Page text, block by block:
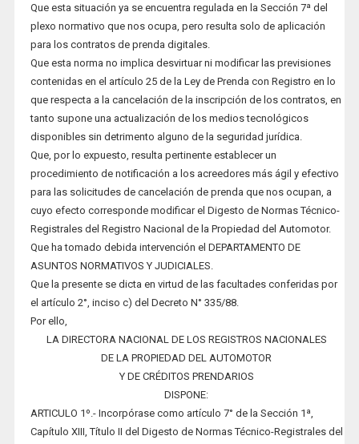
Que esta situación ya se encuentra regulada en la Sección 7ª del
plexo normativo que nos ocupa, pero resulta solo de aplicación
para los contratos de prenda digitales.
Que esta norma no implica desvirtuar ni modificar las previsiones
contenidas en el artículo 25 de la Ley de Prenda con Registro en lo
que respecta a la cancelación de la inscripción de los contratos, en
tanto supone una actualización de los medios tecnológicos
disponibles sin detrimento alguno de la seguridad jurídica.
Que, por lo expuesto, resulta pertinente establecer un
procedimiento de notificación a los acreedores más ágil y efectivo
para las solicitudes de cancelación de prenda que nos ocupan, a
cuyo efecto corresponde modificar el Digesto de Normas Técnico-
Registrales del Registro Nacional de la Propiedad del Automotor.
Que ha tomado debida intervención el DEPARTAMENTO DE
ASUNTOS NORMATIVOS Y JUDICIALES.
Que la presente se dicta en virtud de las facultades conferidas por
el artículo 2°, inciso c) del Decreto N° 335/88.
Por ello,
LA DIRECTORA NACIONAL DE LOS REGISTROS NACIONALES
DE LA PROPIEDAD DEL AUTOMOTOR
Y DE CRÉDITOS PRENDARIOS
DISPONE:
ARTICULO 1º.- Incorpórase como artículo 7° de la Sección 1ª,
Capítulo XIII, Título II del Digesto de Normas Técnico-Registrales del